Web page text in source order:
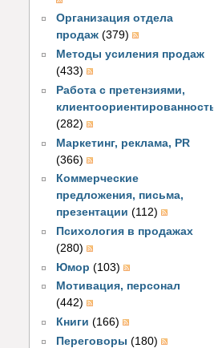
Организация отдела
продаж (379)
Методы усиления продаж
(433)
Работа с претензиями,
клиентоориентированность
(282)
Маркетинг, реклама, PR
(366)
Коммерческие
предложения, письма,
презентации (112)
Психология в продажах
(280)
Юмор (103)
Мотивация, персонал
(442)
Книги (166)
Переговоры (180)